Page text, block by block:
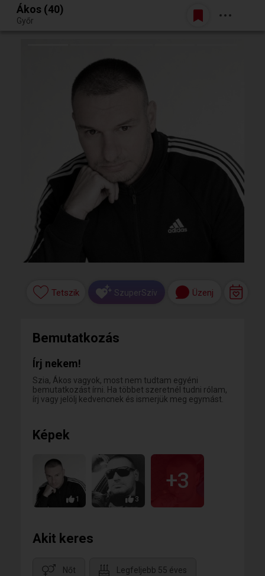
Egy jó randiból bármi lehet.
Belépés
Ákos (40)
Győr
Tetszik SzuperSzív Üzenj
Bemutatkozás
Írj nekem!
Szia, Ákos vagyok, most nem tudtam egyéni
bemutatkozást írni. Ha többet szeretnél tudni rólam,
írj vagy jelölj kedvencnek és ismerjük meg egymást.
Képek
1 3
+3
Akit keres
Nőt Legfeljebb 55 éves